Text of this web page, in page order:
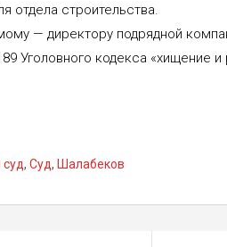
отдела строительства.
— директору подрядной
Уголовного кодекса «хищение
, Суд, Шалабеков